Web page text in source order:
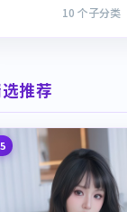
10 个子分类
推荐